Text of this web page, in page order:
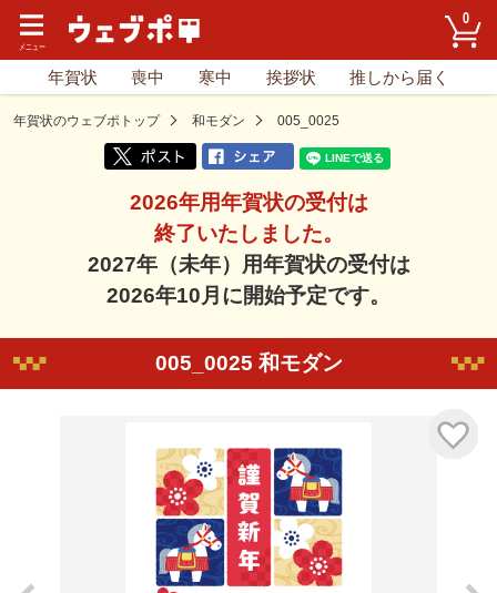
0
年賀状 喪中 寒中 挨拶状 推しから届く
年賀状のウェブポトップ 和モダン 005_0025
2026年用年賀状の受付は
終了いたしました。
2027年（未年）用年賀状の受付は
2026年10月に開始予定です。
005_0025 和モダン